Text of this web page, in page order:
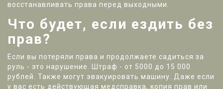
восстанавливать права перед выходными.
Что будет, если ездить без
прав?
Если вы потеряли права и продолжаете садиться за
руль - это нарушение. Штраф - от 5000 до 15 000
рублей. Также могут эвакуировать машину. Даже если
у вас есть действующая медсправка, копия прав или